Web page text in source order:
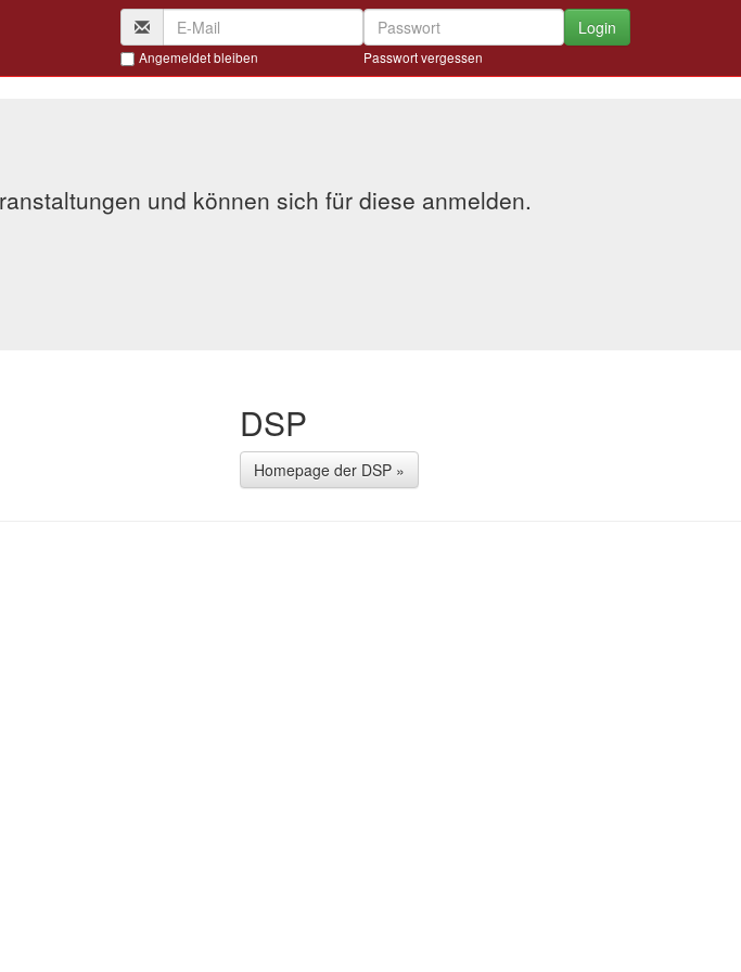
Login
Angemeldet bleiben Passwort vergessen
und können sich für diese anmelden.
DSP
Homepage der DSP »